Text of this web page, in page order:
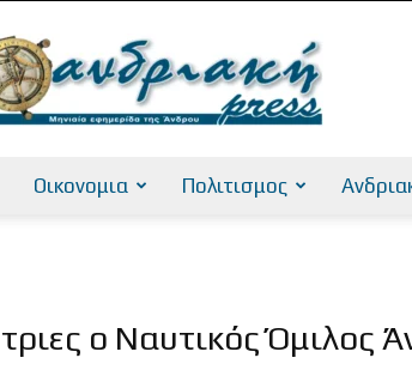
Οικονομια Πολιτισμος
ο Ναυτικός Όμιλος